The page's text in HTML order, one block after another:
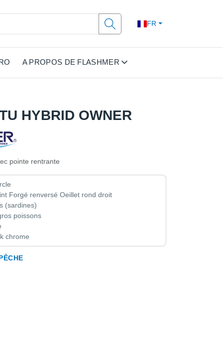
FR
A PROPOS DE FLASHMER
HYBRID OWNER
pointe rentrante
Forgé renversé Oeillet rond droit
(sardines)
poissons
chrome